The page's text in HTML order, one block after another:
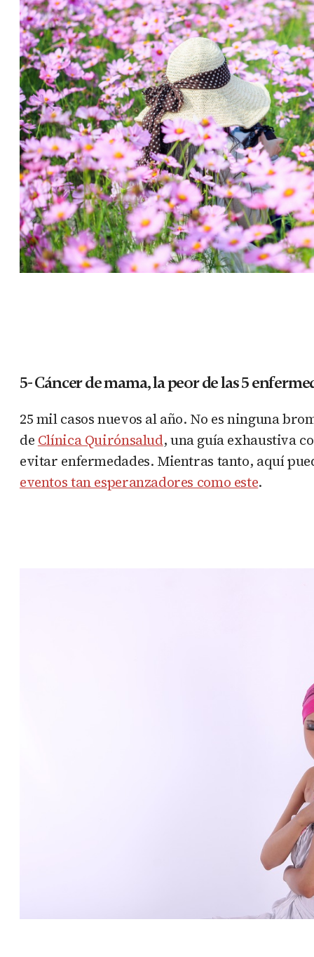
5- Cáncer de mama, la peor de las 5
25 mil casos nuevos al año. No es ninguna
de Clínica Quirónsalud, una guía exhaustiva
evitar enfermedades. Mientras tanto, aquí
eventos tan esperanzadores como este.